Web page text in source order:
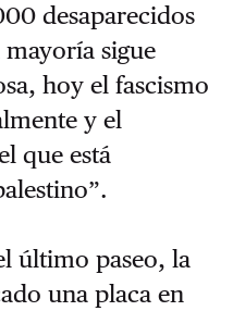
desaparecidos
sigue
hoy el fascismo
y el
que está
último paseo, la
una placa en